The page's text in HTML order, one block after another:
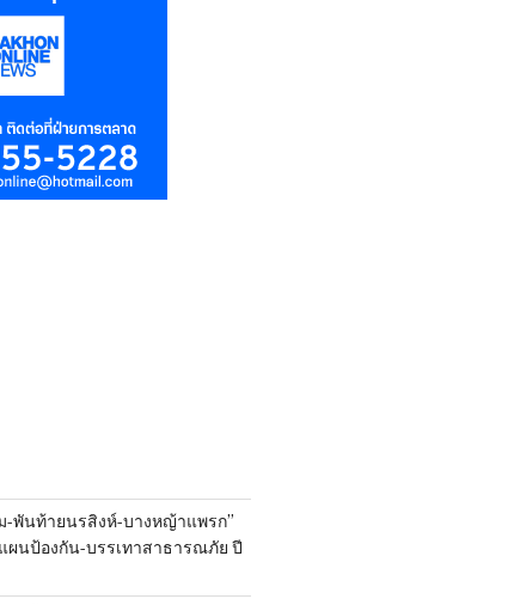
-พันท้ายนรสิงห์-บางหญ้าแพรก”
ผนป้องกัน-บรรเทาสาธารณภัย ปี